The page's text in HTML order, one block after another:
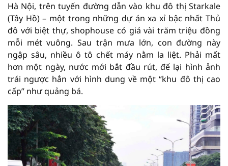
Hà Nội, trên tuyến đường dẫn vào khu đô thị Starkale
(Tây Hồ) – một trong những dự án xa xỉ bậc nhất Thủ
đô với biệt thự, shophouse có giá vài trăm triệu đồng
mỗi mét vuông. Sau trận mưa lớn, con đường này
ngập sâu, nhiều ô tô chết máy nằm la liệt. Phải mất
hơn một ngày, nước mới bắt đầu rút, để lại hình ảnh
trái ngược hẳn với hình dung về một “khu đô thị cao
cấp” như quảng bá.